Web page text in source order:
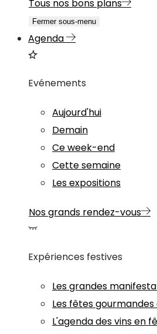
Tous nos bons plans
Fermer sous-menu
Agenda
Evénements
Aujourd'hui
Demain
Ce week-end
Cette semaine
Les expositions
Nos grands rendez-vous
Expériences festives
Les grandes
Les fêtes gourmandes
L'agenda des vins en